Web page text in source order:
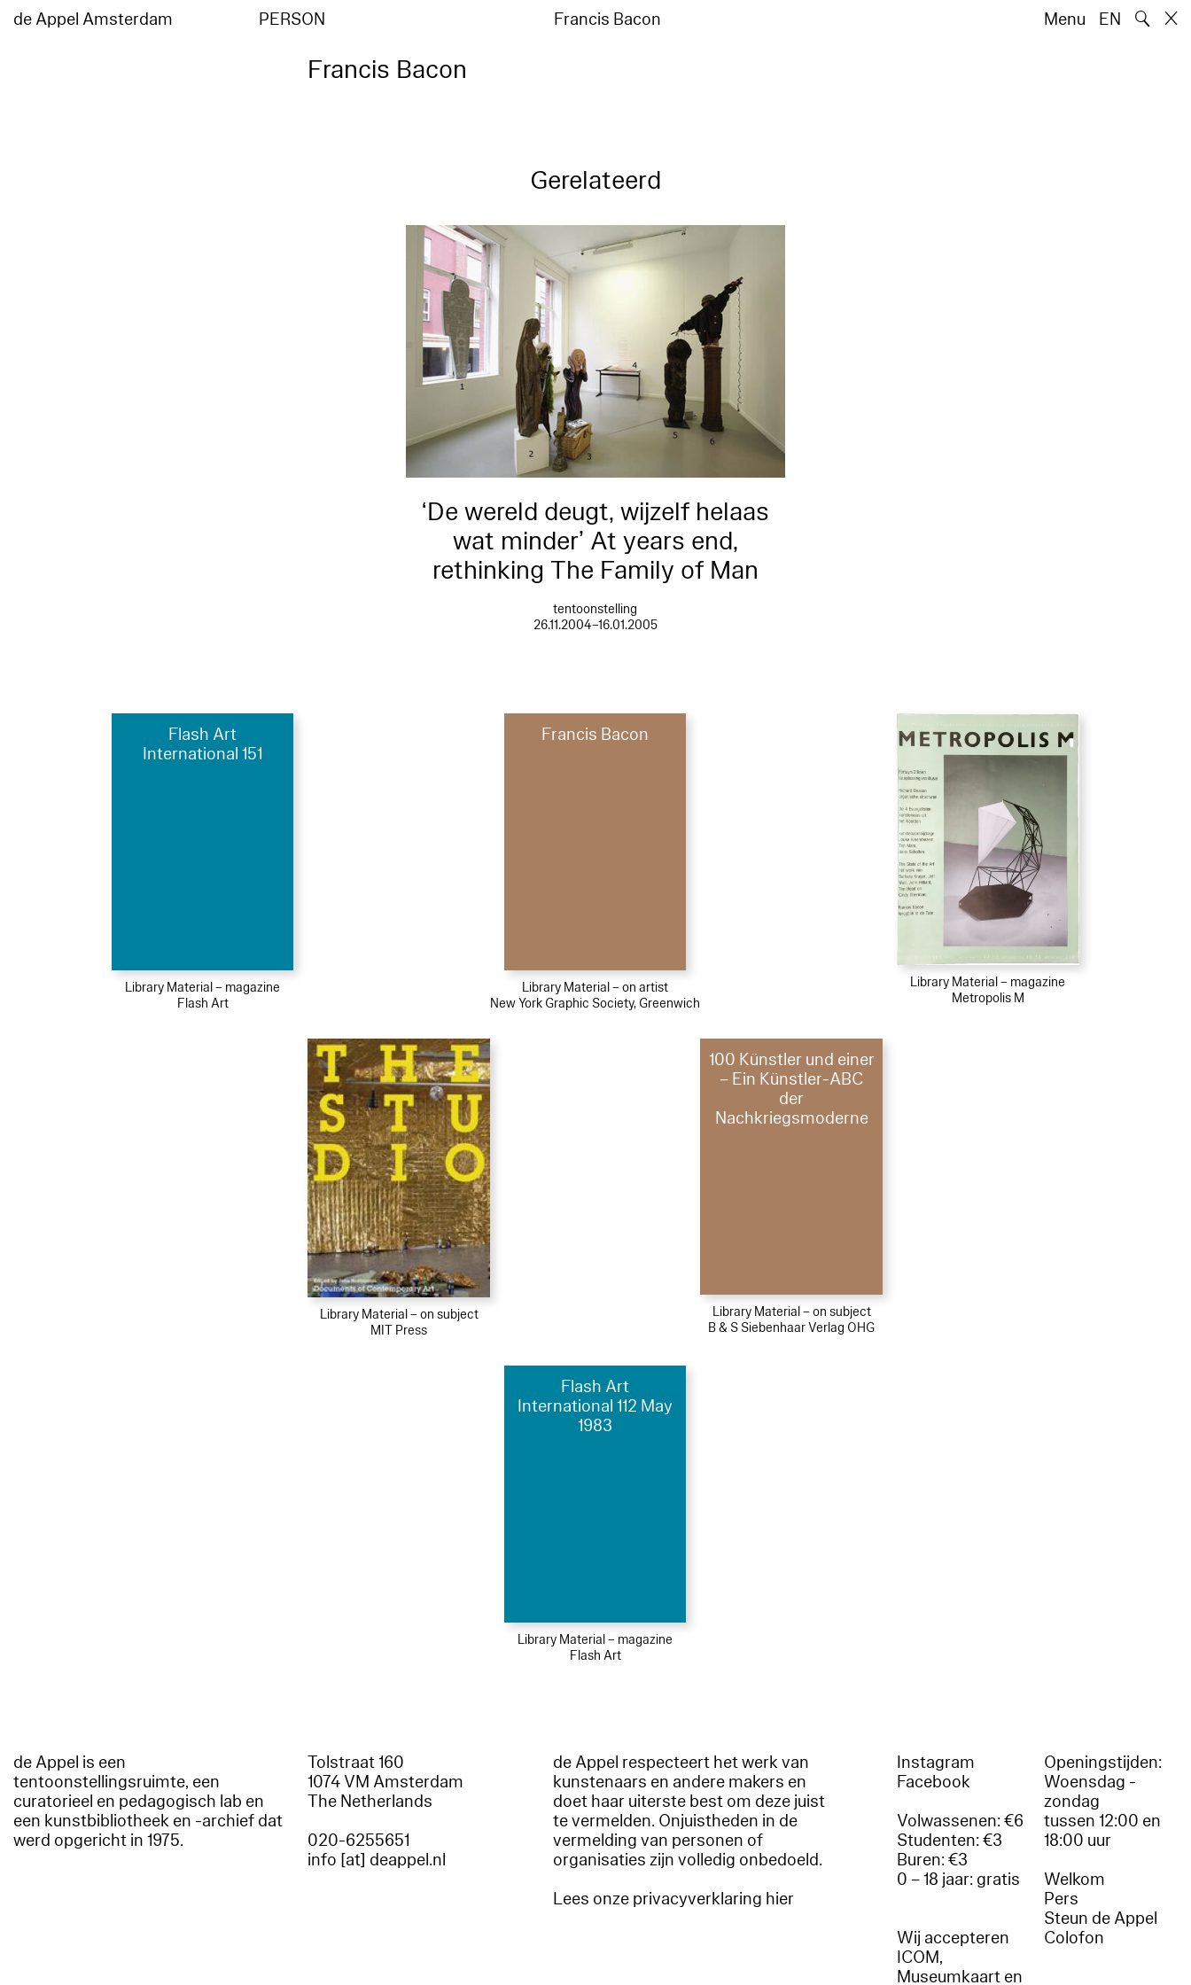
de Appel Amsterdam PERSON Francis Bacon Menu EN 🔍
Francis Bacon
Gerelateerd
‘De wereld deugt, wijzelf helaas
wat minder’ At years end,
rethinking The Family of Man
tentoonstelling
26.11.2004–16.01.2005
Flash Art
International 151
Library Material – magazine
Flash Art
Francis Bacon
Library Material – on artist
New York Graphic Society, Greenwich
Library Material – magazine
Metropolis M
Library Material – on subject
MIT Press
100 Künstler und einer
– Ein Künstler-ABC
der
Nachkriegsmoderne
Library Material – on subject
B & S Siebenhaar Verlag OHG
Flash Art
International 112 May
1983
Library Material – magazine
Flash Art
de Appel is een
tentoonstellingsruimte, een
curatorieel en pedagogisch lab en
een kunstbibliotheek en -archief dat
werd opgericht in 1975.
Tolstraat 160
1074 VM Amsterdam
The Netherlands
020-6255651
info [at] deappel.nl
de Appel respecteert het werk van
kunstenaars en andere makers en
doet haar uiterste best om deze juist
te vermelden. Onjuistheden in de
vermelding van personen of
organisaties zijn volledig onbedoeld.
Lees onze privacyverklaring hier
Instagram
Facebook
Volwassenen: €6
Studenten: €3
Buren: €3
0 – 18 jaar: gratis
Wij accepteren
ICOM,
Museumkaart en
Openingstijden:
Woensdag -
zondag
tussen 12:00 en
18:00 uur
Welkom
Pers
Steun de Appel
Colofon